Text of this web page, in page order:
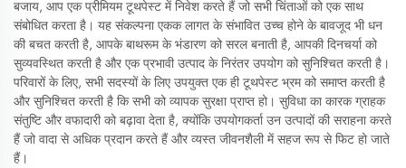
बजाय, आप एक प्रीमियम टूथपेस्ट में निवेश करते हैं जो सभी चिंताओं को एक साथ
संबोधित करता है। यह संकल्पना एकक लागत के संभावित उच्च होने के बावजूद भी धन
की बचत करती है, आपके बाथरूम के भंडारण को सरल बनाती है, आपकी दिनचर्या को
सुव्यवस्थित करती है और एक प्रभावी उत्पाद के निरंतर उपयोग को सुनिश्चित करती है।
परिवारों के लिए, सभी सदस्यों के लिए उपयुक्त एक ही टूथपेस्ट भ्रम को समाप्त करती है
और सुनिश्चित करती है कि सभी को व्यापक सुरक्षा प्राप्त हो। सुविधा का कारक ग्राहक
संतुष्टि और वफादारी को बढ़ावा देता है, क्योंकि उपयोगकर्ता उन उत्पादों की सराहना करते
हैं जो वादा से अधिक प्रदान करते हैं और व्यस्त जीवनशैली में सहज रूप से फिट हो जाते
हैं।